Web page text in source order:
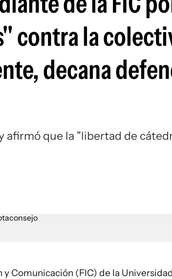
contra la
decana
afirmó que la "libertad de
Comunicación (FIC) de la